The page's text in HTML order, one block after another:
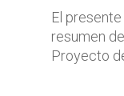
El
resumen
Proyecto